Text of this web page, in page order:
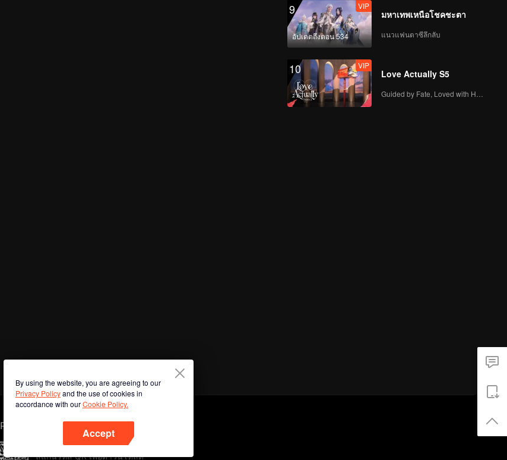
9
อัปเดตถึงตอน 534
VIP
มหาเทพเหนือโชคชะตา
แนวแฟนตาซีลึกลับ
10 VIP
Love Actually S5
By using the website, you are agreeing to our
Privacy Policyand the use of cookies in
accordance with ourCookie Policy.
Accept
Phone
สแกนรหัส QR เพื่อดาวน์โหลด